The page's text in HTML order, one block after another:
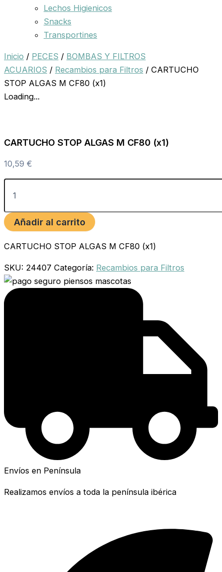
Lechos Higienicos
Snacks
Transportines
Inicio / PECES / BOMBAS Y FILTROS
ACUARIOS / Recambios para Filtros / CARTUCHO
STOP ALGAS M CF80 (x1)
Loading...
CARTUCHO STOP ALGAS M CF80 (x1)
10,59 €
Añadir al carrito
CARTUCHO STOP ALGAS M CF80 (x1)
SKU: 24407 Categoría: Recambios para Filtros
Envíos en Península
Realizamos envíos a toda la península ibérica